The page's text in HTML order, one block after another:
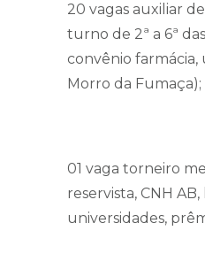
20 vagas auxiliar
turno de 2ª a 6ª
convênio farmácia,
Morro da Fumaça);
01 vaga torneiro
reservista, CNH
universidades,